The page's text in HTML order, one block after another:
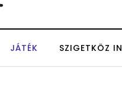
JÁTÉK SZIGETKÖZ